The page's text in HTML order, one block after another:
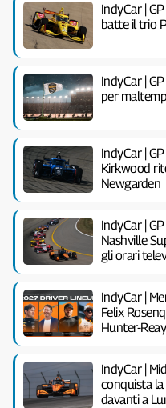
IndyCar |
batte il trio
IndyCar |
per
IndyCar |
Kirkwood
Newgarden
IndyCar |
Nashville
gli orari
IndyCar |
Felix
Hunter-
IndyCar |
conquista
davanti a